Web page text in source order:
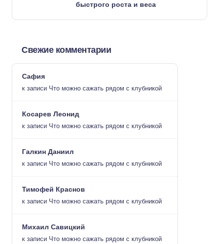
быстрого роста и веса
Свежие комментарии
Сафия
к записи Что можно сажать рядом с клубникой
Косарев Леонид
к записи Что можно сажать рядом с клубникой
Галкин Даниил
к записи Что можно сажать рядом с клубникой
Тимофей Краснов
к записи Что можно сажать рядом с клубникой
Михаил Савицкий
к записи Что можно сажать рядом с клубникой